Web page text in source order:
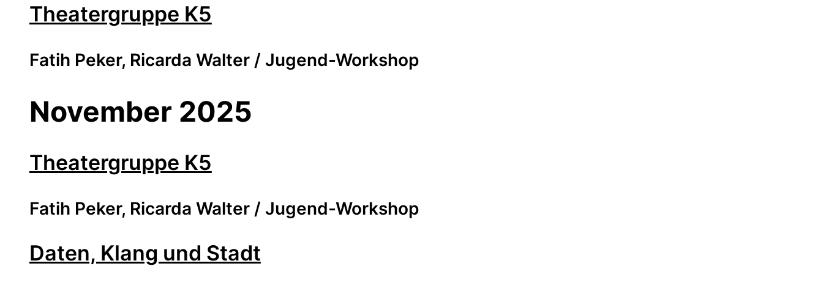
Theatergruppe K5
Fatih Peker, Ricarda Walter / Jugend-Workshop
November 2025
Theatergruppe K5
Fatih Peker, Ricarda Walter / Jugend-Workshop
Daten, Klang und Stadt